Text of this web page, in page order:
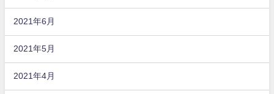
2021年6月
2021年5月
2021年4月